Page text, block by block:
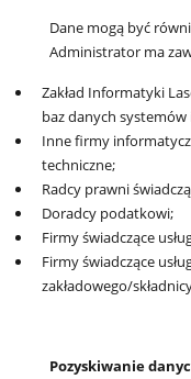
Dane mogą być
Administrator ma
Zakład Informatyki
baz danych
Inne firmy
techniczne;
Radcy prawni
Doradcy podatkowi;
Firmy świadczące
Firmy świadczące
zakładowego/
Pozyskiwanie